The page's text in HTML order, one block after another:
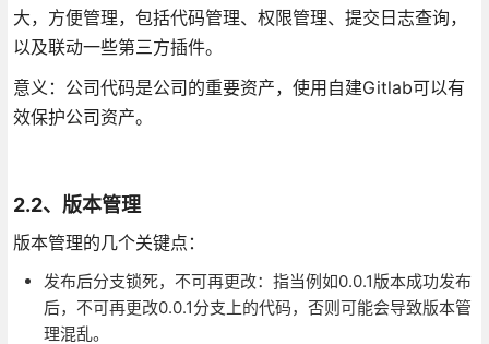
大，方便管理，包括代码管理、权限管理、提交日志查询，
以及联动一些第三方插件。
意义：公司代码是公司的重要资产，使用自建Gitlab可以有
效保护公司资产。
2.2、版本管理
版本管理的几个关键点：
发布后分支锁死，不可再更改：指当例如0.0.1版本成功发布
后，不可再更改0.0.1分支上的代码，否则可能会导致版本管
理混乱。